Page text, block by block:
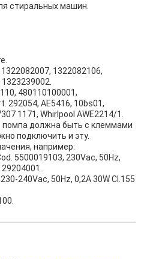
стиральных машин.
1322082106,
480110100001,
292054, AE5416, 10bs01,
1171, Whirlpool AWE2214/1.
должна быть с клеммами
подключить и эту.
например:
5500019103, 230Vac, 50Hz,
240Vac, 50Hz, 0,2A 30W CI.155